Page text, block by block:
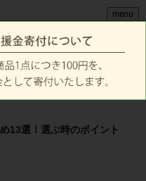
menu
13選！選ぶ時のポイント